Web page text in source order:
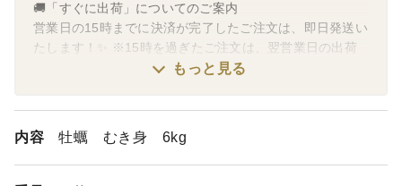
🚚「すぐに出荷」についてのご案内
営業日の15時までに決済が完了したご注文は、即日発送い
たします！✨ ※15時を過ぎたご注文は、翌営業日の出荷
毎週日曜日は出荷作業をお休みさせていただきます。💤
その他、下記の日程は「すぐに出荷」の対象外となり、翌
営業日の出荷扱いとなりますのでご注意ください。🙇‍♂️
もっと見る
内容 牡蠣 むき身 6kg